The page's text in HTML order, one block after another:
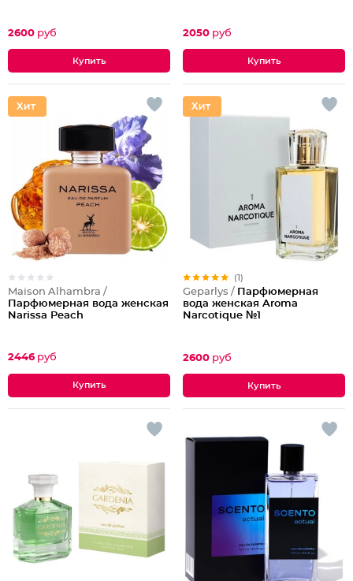
2600 руб 2050 руб
Maison Alhambra /
Парфюмерная вода женская
Narissa Peach
2446 руб
(1)
Geparlys / Парфюмерная
вода женская Aroma
Narcotique №1
2600 руб